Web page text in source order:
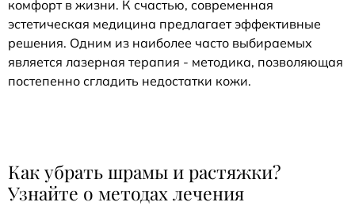
комфорт в жизни. К счастью, современная
эстетическая медицина предлагает эффективные
решения. Одним из наиболее часто выбираемых
является лазерная терапия - методика, позволяющая
постепенно сгладить недостатки кожи.
Как убрать шрамы и растяжки?
Узнайте о методах лечения